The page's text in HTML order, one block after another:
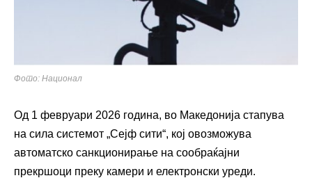
Фото: Национал
Од 1 февруари 2026 година, во Македонија стапува
на сила системот „Сејф сити“, кој овозможува
автоматско санкционирање на сообраќајни
прекршоци преку камери и електронски уреди.